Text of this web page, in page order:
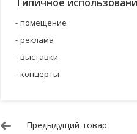
помещение
реклама
выставки
концерты
Предыдущий товар